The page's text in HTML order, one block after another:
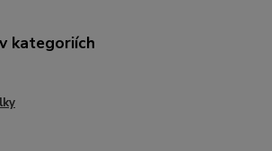
kategoriích